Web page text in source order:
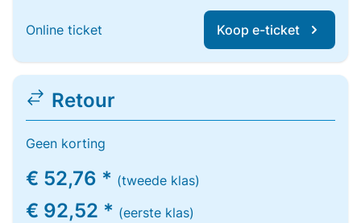
Online ticket Koop e-ticket
Retour
Geen korting
€ 52,76 * (tweede klas)
€ 92,52 * (eerste klas)